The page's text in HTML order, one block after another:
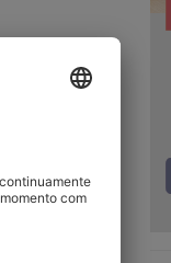
entre